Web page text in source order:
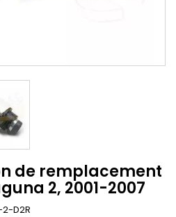
de remplacement
2, 2001-2007
D2R